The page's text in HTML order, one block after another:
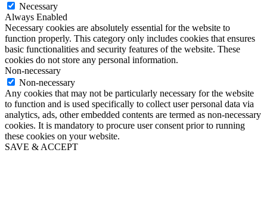
Necessary
Always Enabled
Necessary cookies are absolutely essential for the website to
function properly. This category only includes cookies that ensures
basic functionalities and security features of the website. These
cookies do not store any personal information.
Non-necessary
Non-necessary
Any cookies that may not be particularly necessary for the website
to function and is used specifically to collect user personal data via
analytics, ads, other embedded contents are termed as non-necessary
cookies. It is mandatory to procure user consent prior to running
these cookies on your website.
SAVE & ACCEPT